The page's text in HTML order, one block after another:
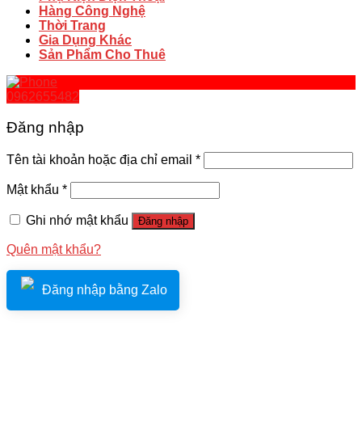
Hàng Công Nghệ
Thời Trang
Gia Dụng Khác
Sản Phẩm Cho Thuê
0962655482
Đăng nhập
Tên tài khoản hoặc địa chỉ email *
Mật khẩu *
Ghi nhớ mật khẩu Đăng nhập
Quên mật khẩu?
Đăng nhập bằng Zalo